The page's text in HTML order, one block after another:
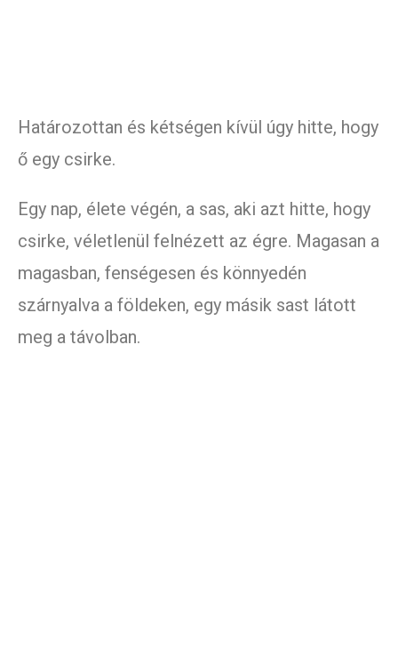
Határozottan és kétségen kívül úgy hitte, hogy
ő egy csirke.
Egy nap, élete végén, a sas, aki azt hitte, hogy
csirke, véletlenül felnézett az égre. Magasan a
magasban, fenségesen és könnyedén
szárnyalva a földeken, egy másik sast látott
meg a távolban.